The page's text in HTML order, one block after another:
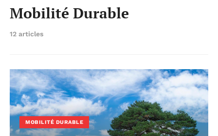
Mobilité Durable
12 articles
MOBILITÉ DURABLE